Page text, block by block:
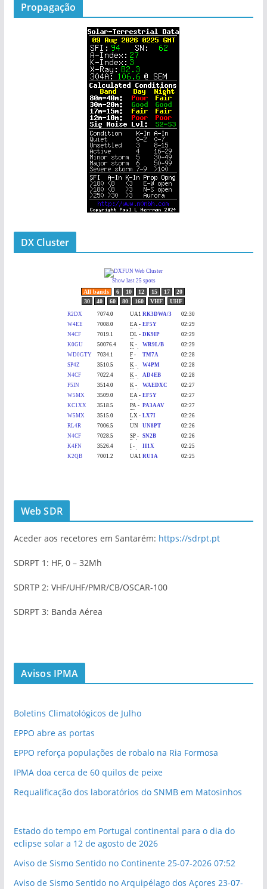
Propagação
DX Cluster
Web SDR
Aceder aos recetores em Santarém: https://sdrpt.pt
SDRPT 1: HF, 0 – 32Mh
SDRTP 2: VHF/UHF/PMR/CB/OSCAR-100
SDRPT 3: Banda Aérea
Avisos IPMA
Boletins Climatológicos de Julho
EPPO abre as portas
EPPO reforça populações de robalo na Ria Formosa
IPMA doa cerca de 60 quilos de peixe
Requalificação dos laboratórios do SNMB em Matosinhos
Estado do tempo em Portugal continental para o dia do
eclipse solar a 12 de agosto de 2026
Aviso de Sismo Sentido no Continente 25-07-2026 07:52
Aviso de Sismo Sentido no Arquipélago dos Açores 23-07-